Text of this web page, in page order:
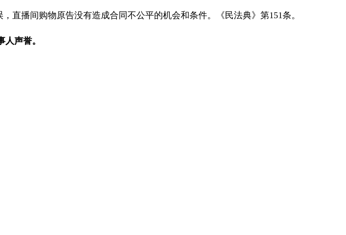
直播间购物原告没有造成合同不公平的机会和条件。 《民法典》第151条。
声誉。